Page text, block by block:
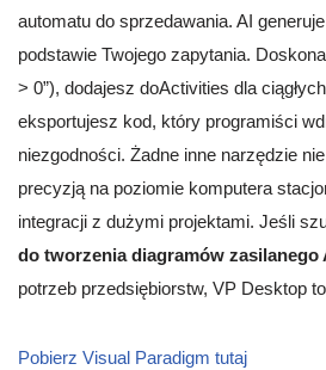
automatu do sprzedawania. AI
podstawie Twojego zapytania.
> 0”), dodajesz doActivities dla
eksportujesz kod, który programiści
niezgodności. Żadne inne narzędzie
precyzją na poziomie komputera
integracji z dużymi projektami. Jeśli
do tworzenia diagramów zasilanego
potrzeb przedsiębiorstw, VP Desktop to
Pobierz Visual Paradigm tutaj